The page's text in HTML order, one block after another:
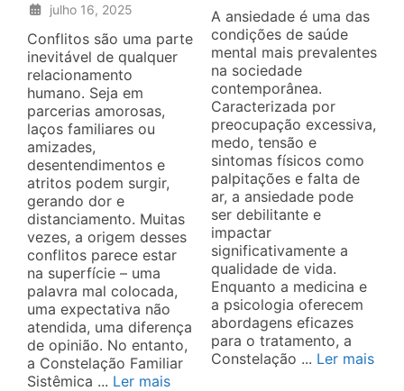
julho 16, 2025
Conflitos são uma parte
inevitável de qualquer
relacionamento
humano. Seja em
parcerias amorosas,
laços familiares ou
amizades,
desentendimentos e
atritos podem surgir,
gerando dor e
distanciamento. Muitas
vezes, a origem desses
conflitos parece estar
na superfície – uma
palavra mal colocada,
uma expectativa não
atendida, uma diferença
de opinião. No entanto,
a Constelação Familiar
Sistêmica ... Ler mais
A ansiedade é uma das
condições de saúde
mental mais prevalentes
na sociedade
contemporânea.
Caracterizada por
preocupação excessiva,
medo, tensão e
sintomas físicos como
palpitações e falta de
ar, a ansiedade pode
ser debilitante e
impactar
significativamente a
qualidade de vida.
Enquanto a medicina e
a psicologia oferecem
abordagens eficazes
para o tratamento, a
Constelação ... Ler mais